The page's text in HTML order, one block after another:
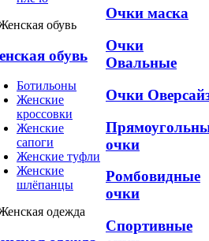
обувь
Ботильоны
Женские
кроссовки
Женские
сапоги
Женские туфли
Женские
шлёпанцы
Очки маска
Очки
Овальные
Очки
очки
Ромбовидные
очки
Спортивные